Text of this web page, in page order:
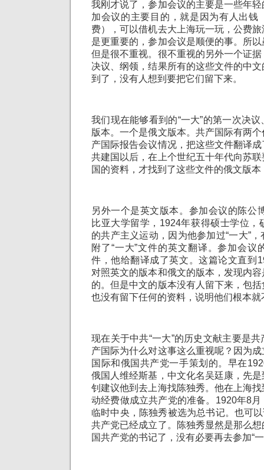
我刚才说了，参加会议的主要是一些年
加会议的主要目的，就是因为有人出钱
费），可以借机去大上海玩一玩，公费
是更重要的，参加会议是顺便的事。所
但是很不重视。很不重视的另外一个证
决议、纲领，结果所有的这些文件的中
到了，没有人想到要把它们留下来。
我们现在能够看到的“一大”的第一次决
版本。一个是俄文版本。共产国际有两
产国际报告会议情况，把这些文件翻译
共建国以后，在上个世纪五十年代向苏
国的资料，才找到了这些文件的俄文版
另外一个是英文版本。参加会议的陈公
比亚大学留学，1924年获得硕士学位，
的共产主义运动，因为他参加过“一大”
附了“一大”文件的英文翻译。参加会议
件，他给翻译成了英文。这篇论文直到
对照英文的版本和俄文的版本，发现内
的。但是中文的版本没有人留下来，包
也没有留下任何的资料，说明他们根本
现在关于中共“一大”的历史文献主要是
产国际为什么对这事这么重视呢？因为
国际和俄国共产党一手策划的。早在
俄国人维经斯基，中文化名吴廷康，先
钊建议他到去上海找陈独秀。他在上海
动经费做成立共产党的准备。1920年8
临时中央，陈独秀被选为总书记。也可
共产党已经成立了。陈独秀显然是那么
国共产党的书记了，没有必要再去参加“